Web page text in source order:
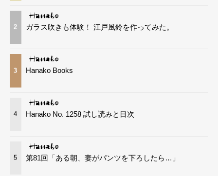
2 ガラス吹きも体験！ 江戸風鈴を作ってみた。
3 Hanako Books
4 Hanako No. 1258 試し読みと目次
5 第81回「ある朝、妻がパンツを下ろしたら…」